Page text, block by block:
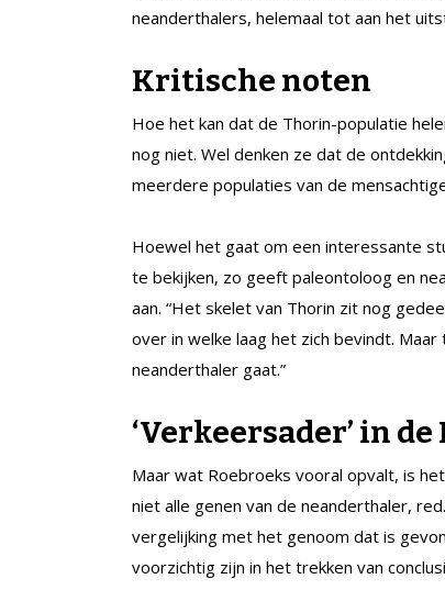
neanderthalers, helemaal tot aan het
Kritische noten
Hoe het kan dat de Thorin-populatie
nog niet. Wel denken ze dat de
meerdere populaties van de
Hoewel het gaat om een interessante
te bekijken, zo geeft paleontoloog en
aan. “Het skelet van Thorin zit nog
over in welke laag het zich bevindt.
neanderthaler gaat.”
‘Verkeersader’ in
Maar wat Roebroeks vooral opvalt, is
niet alle genen van de neanderthaler,
vergelijking met het genoom dat is
voorzichtig zijn in het trekken van